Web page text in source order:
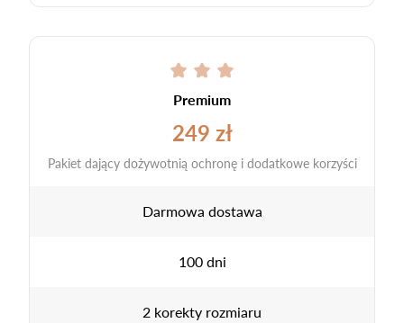
Premium
249 zł
Pakiet dający dożywotnią ochronę i dodatkowe korzyści
Darmowa dostawa
100 dni
2 korekty rozmiaru